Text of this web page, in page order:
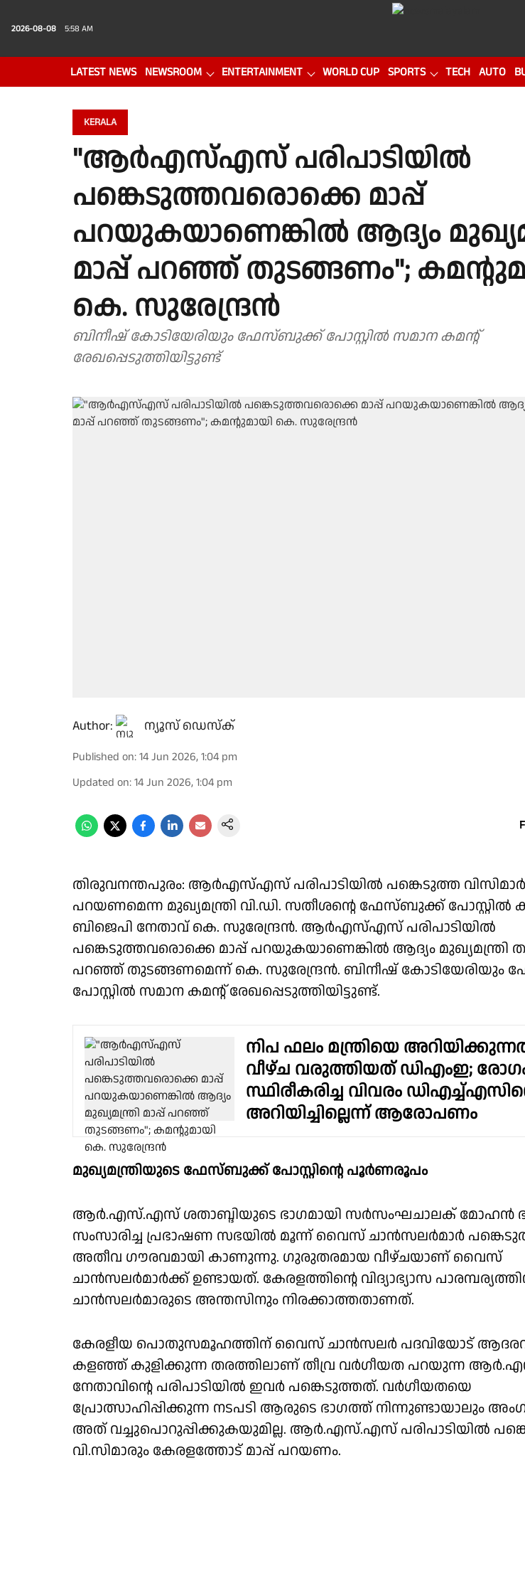
2026-08-08 5:58 AM
LATEST NEWS NEWSROOM ENTERTAINMENT WORLD CUP SPORTS TECH AUTO
KERALA
"ആർഎസ്എസ് പരിപാടിയിൽ
പങ്കെടുത്തവരൊക്കെ മാപ്പ്
പറയുകയാണെങ്കിൽ ആദ്യം
മാപ്പ് പറഞ്ഞ് തുടങ്ങണം";
കെ. സുരേന്ദ്രൻ
ബിനീഷ് കോടിയേരിയും ഫേസ്ബുക്ക് പോസ്റ്റിൽ സമാന കമന്റ്
രേഖപ്പെടുത്തിയിട്ടുണ്ട്
Author: ന്യൂസ് ഡെസ്ക്
Published on:14 Jun 2026, 1:04 pm
Updated on:14 Jun 2026, 1:04 pm
തിരുവനന്തപുരം: ആർഎസ്എസ് പരിപാടിയിൽ പങ്കെടുത്ത വിസിമാർ
പറയണമെന്ന മുഖ്യമന്ത്രി വി.ഡി. സതീശന്റെ ഫേസ്ബുക്ക് പോസ്റ്റിൽ
ബിജെപി നേതാവ് കെ. സുരേന്ദ്രൻ. ആർഎസ്എസ് പരിപാടിയിൽ
പങ്കെടുത്തവരൊക്കെ മാപ്പ് പറയുകയാണെങ്കിൽ ആദ്യം മുഖ്യമന്ത്രി
പറഞ്ഞ് തുടങ്ങണമെന്ന് കെ. സുരേന്ദ്രൻ. ബിനീഷ്
പോസ്റ്റിൽ സമാന കമന്റ് രേഖപ്പെടുത്തിയിട്ടുണ്ട്.
നിപ ഫലം മന്ത്രിയെ
വീഴ്ച വരുത്തിയത് ഡിഎംഇ;
സ്ഥിരീകരിച്ച വിവരം
അറിയിച്ചില്ലെന്ന് ആരോപണം
മുഖ്യമന്ത്രിയുടെ ഫേസ്ബുക്ക് പോസ്റ്റിന്റെ പൂർണരൂപം
ആർ.എസ്.എസ് ശതാബ്ദിയുടെ ഭാഗമായി സർസംഘചാലക് മോഹൻ
സംസാരിച്ച പ്രഭാഷണ സഭയിൽ മൂന്ന് വൈസ് ചാൻസലർമാർ
അതീവ ഗൗരവമായി കാണുന്നു. ഗുരുതരമായ വീഴ്ചയാണ് വൈസ്
ചാൻസലർമാർക്ക് ഉണ്ടായത്. കേരളത്തിൻ്റെ വിദ്യാഭ്യാസ
ചാൻസലർമാരുടെ അന്തസിനും നിരക്കാത്തതാണത്.
കേരളീയ പൊതുസമൂഹത്തിന് വൈസ് ചാൻസലർ പദവിയോട്
കളഞ്ഞ് കുളിക്കുന്ന തരത്തിലാണ് തീവ്ര വർഗീയത പറയുന്ന
നേതാവിൻ്റെ പരിപാടിയിൽ ഇവർ പങ്കെടുത്തത്. വർഗീയതയെ
പ്രോത്സാഹിപ്പിക്കുന്ന നടപടി ആരുടെ ഭാഗത്ത് നിന്നുണ്ടായാലും
അത് വച്ചുപൊറുപ്പിക്കുകയുമില്ല. ആർ.എസ്.എസ് പരിപാടിയിൽ
വി.സിമാരും കേരളത്തോട് മാപ്പ് പറയണം.